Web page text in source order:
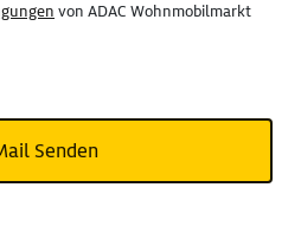
von ADAC Wohnmobilmarkt
Senden